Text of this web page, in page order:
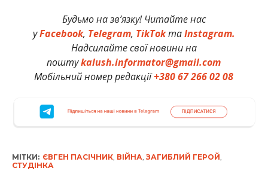
Будьмо на зв’язку! Читайте нас
уFacebook, Telegram, TikTokтаInstagram.
Надсилайте свої новини на
поштуkalush.informator@gmail.com
Мобільний номер редакції+380 67 266 02 08
МІТКИ: ЄВГЕН ПАСІЧНИК, ВІЙНА, ЗАГИБЛИЙ ГЕРОЙ,
СТУДІНКА